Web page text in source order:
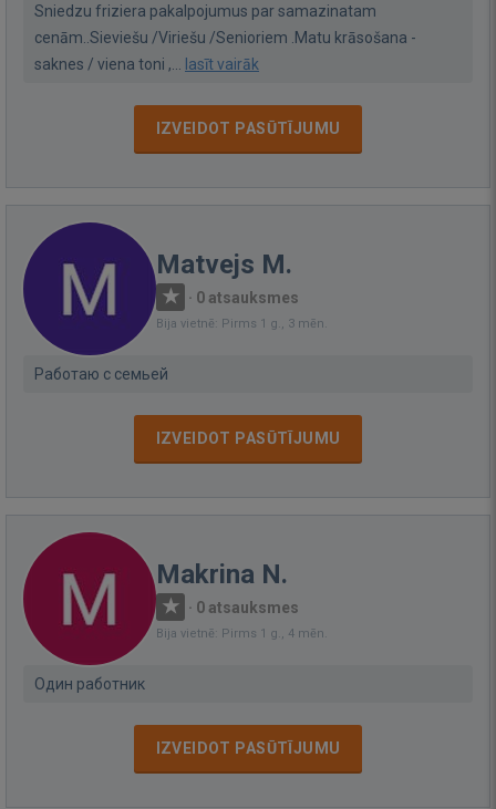
Sniedzu friziera pakalpojumus par samazinatam
cenām..Sieviešu /Viriešu /Senioriem .Matu krāsošana -
saknes / viena toni ,... lasīt vairāk
IZVEIDOT PASŪTĪJUMU
Matvejs M.
· 0 atsauksmes
Bija vietnē: Pirms 1 g., 3 mēn.
Работаю с семьей
IZVEIDOT PASŪTĪJUMU
Makrina N.
· 0 atsauksmes
Bija vietnē: Pirms 1 g., 4 mēn.
Один работник
IZVEIDOT PASŪTĪJUMU